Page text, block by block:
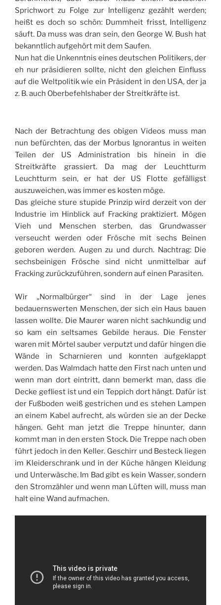
Sprichwort zu Folge zur Intelligenz gezählt werden;
heißt es doch so schön: Dummheit frisst, Intelligenz
säuft. Da muss was dran sein, den George W. Bush hat
bekanntlich aufgehört mit dem Saufen.
Nun hat die Unkenntnis eines deutschen Politikers, der
eh nur präsidieren sollte, nicht den gleichen Einfluss
auf die Weltpolitik wie ein Präsident in den USA, der ja
z. B. auch Oberbefehlshaber der Streitkräfte ist.
Nach der Betrachtung des obigen Videos muss man
nun befürchten, das der Morbus Ignorantus in weiten
Teilen der US Administration bis hinein in die
Streitkräfte grassiert. Da mag der Leuchtturm
Leuchtturm sein, er hat der US Flotte gefälligst
auszuweichen, was immer es kosten möge.
Das gleiche sture stupide Prinzip wird derzeit von der
Industrie im Hinblick auf Fracking praktiziert. Mögen
Vieh und Menschen sterben, das Grundwasser
verseucht werden oder Frösche mit sechs Beinen
geboren werden. Augen zu und durch. Nachtrag: Die
sechsbeinigen Frösche sind nicht unmittelbar auf
Fracking zurückzuführen, sondern auf einen Parasiten.
Wir „Normalbürger“ sind in der Lage jenes
bedauernswerten Menschen, der sich ein Haus bauen
lassen wollte. Die Maurer waren nicht sachkundig und
so kam ein seltsames Gebilde heraus. Die Fenster
waren mit Mörtel sauber verputzt und dafür hingen die
Wände in Scharnieren und konnten aufgeklappt
werden. Das Walmdach hatte den First nach unten und
wenn man dort eintritt, dann bemerkt man, dass die
Decke gefliest ist und ein Teppich dort hängt. Dafür ist
der Fußboden weiß gestrichen und es stehen Lampen
an einem Kabel aufrecht, als würden sie an der Decke
hängen. Geht man jetzt die Treppe hinunter, dann
kommt man in den ersten Stock. Die Treppe nach oben
führt jedoch in den Keller. Geschirr und Besteck liegen
im Kleiderschrank und in der Küche hängen Kleidung
und Unterwäsche. Im Bad gibt es kein Wasser, sondern
den Stromzähler und wenn man Lüften will, muss man
halt eine Wand aufmachen.